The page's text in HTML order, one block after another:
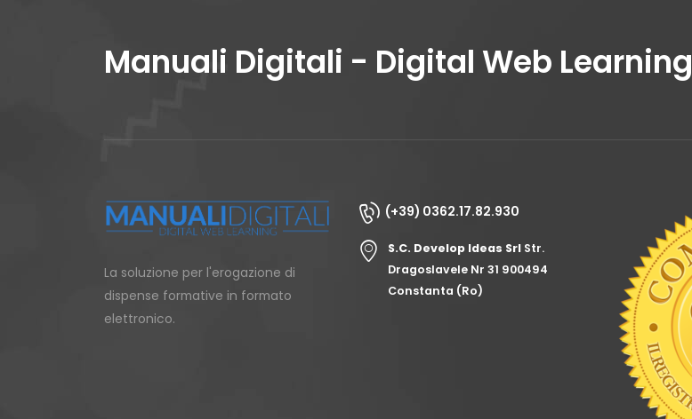
Manuali Digitali - Digital Web Learning
La soluzione per l'erogazione di
dispense formative in formato
elettronico.
(+39) 0362.17.82.930
S.C. Develop Ideas Srl Str.
Dragoslavele Nr 31 900494
Constanta (Ro)